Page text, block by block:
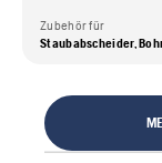
Zubehör für
Staubabscheider,